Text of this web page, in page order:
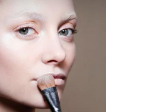
Макияж для карих глаз
Глаза со светлой кожей